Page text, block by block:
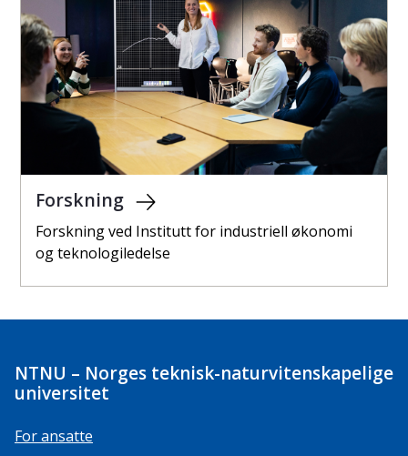
Forskning
Forskning ved Institutt for industriell økonomi
og teknologiledelse
NTNU – Norges teknisk-naturvitenskapelige
universitet
For ansatte